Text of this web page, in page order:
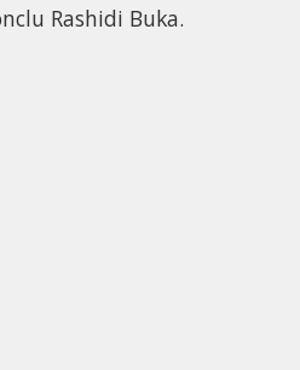
Rashidi Buka.